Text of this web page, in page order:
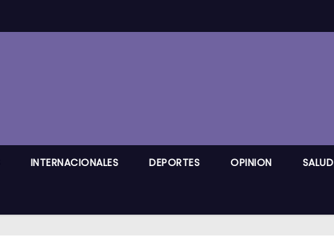
INTERNACIONALES DEPORTES OPINION SALUD